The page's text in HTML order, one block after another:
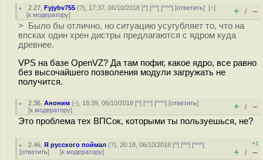
2.27 ,Fyjybv755 (?), 17:37, 06/10/2018 [^] [^^] [^^^] [ответить][↑]
[к модератору] + / –
> Было бы отлично, но ситуацию усугубляет то, что на
впсках один хрен дистры предлагаются с ядром куда
древнее.
VPS на базе OpenVZ? Да там пофиг, какое ядро, все равно
без высочайшего позволения модули загружать не
получится.
2.36 ,Аноним (-), 18:39, 06/10/2018 [^] [^^] [^^^] [ответить]
[к модератору] + / –
Это проблема тех ВПСок, которыми ты пользуешься, не?
2.46 ,Я русского поймал (?), 20:18, 06/10/2018 [^] [^^] [^^^]
[ответить] [к модератору]
+1
+ / –